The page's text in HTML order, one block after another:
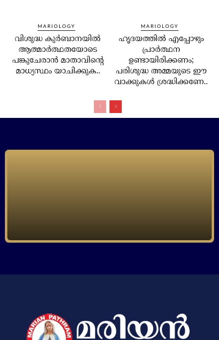
MARIOLOGY
വിശുദ്ധ കുര്‍ബാനയില്‍
ആത്മാര്‍ത്ഥതയോടെ
പങ്കുചേരാന്‍ മാതാവിന്റെ
മാധ്യസ്ഥം യാചിക്കുക..
MARIOLOGY
ഹൃദയത്തില്‍ എപ്പോഴും
പ്രാര്‍ത്ഥന
ഉണ്ടായിരിക്കണം;
പരിശുദ്ധ അമ്മയുടെ ഈ
വാക്കുകള്‍ ശ്രദ്ധിക്കണേ..